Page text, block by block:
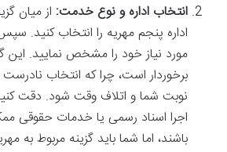
انتخاب اداره و نوع خدمت: از میان
اداره پنجم مهریه را انتخاب کنید.
مورد نیاز خود را مشخص نمایید. این
برخوردار است، چرا که انتخاب
نوبت شما و اتلاف وقت شود. دقت
اجرا اسناد رسمی یا خدمات حقوقی
باشند، اما شما باید گزینه مربوط به